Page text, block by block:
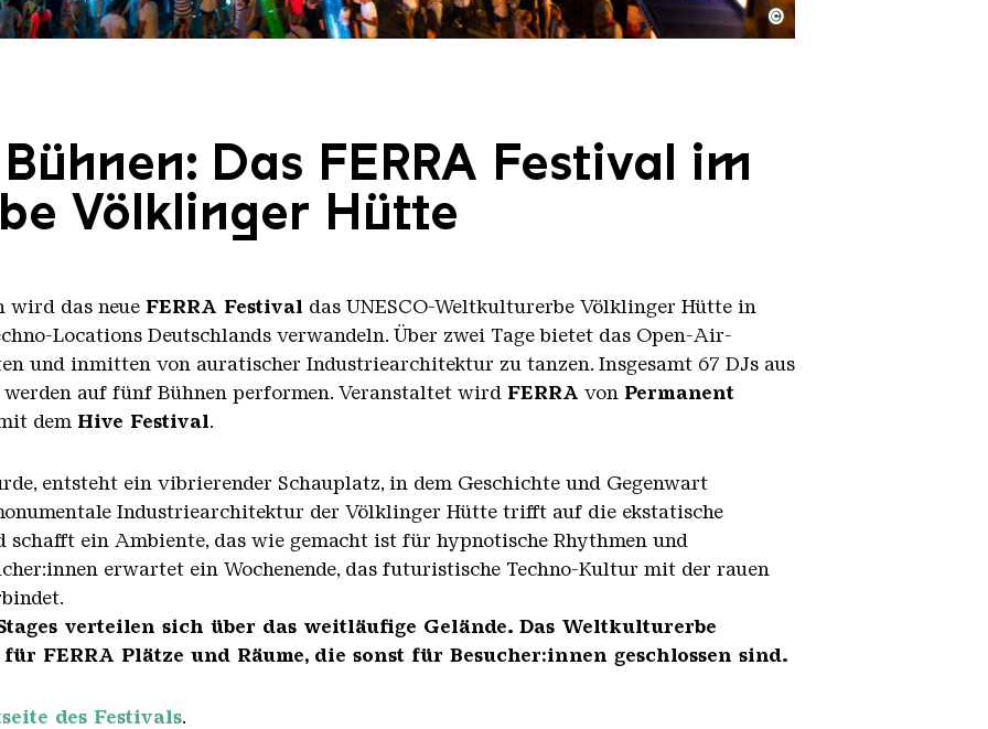
Völklinger Hütte
©
Das FERRA Festival im
Völklinger Hütte
wird das neue FERRA Festival das UNESCO-Weltkulturerbe Völklinger Hütte in
Locations Deutschlands verwandeln. Über zwei Tage bietet das Open-Air-
und inmitten von auratischer Industriearchitektur zu tanzen. Insgesamt 67 DJs aus
werden auf fünf Bühnen performen. Veranstaltet wird FERRA von Permanent
dem Hive Festival.
entsteht ein vibrierender Schauplatz, in dem Geschichte und Gegenwart
Industriearchitektur der Völklinger Hütte trifft auf die ekstatische
schafft ein Ambiente, das wie gemacht ist für hypnotische Rhythmen und
erwartet ein Wochenende, das futuristische Techno-Kultur mit der rauen
verteilen sich über das weitläufige Gelände. Das Weltkulturerbe
FERRA Plätze und Räume, die sonst für Besucher:innen geschlossen sind.
des Festivals.